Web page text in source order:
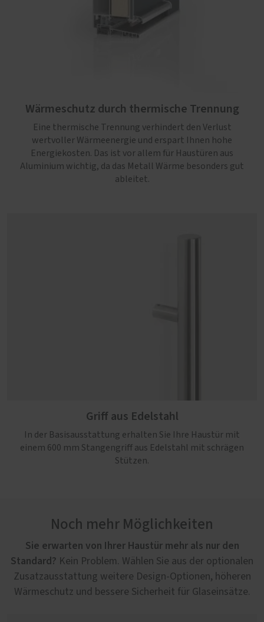
Wärmeschutz durch thermische Trennung
Eine thermische Trennung verhindert den Verlust
wertvoller Wärmeenergie und erspart Ihnen hohe
Energiekosten. Das ist vor allem für Haustüren aus
Aluminium wichtig, da das Metall Wärme besonders gut
ableitet.
Griff aus Edelstahl
In der Basisausstattung erhalten Sie Ihre Haustür mit
einem 600 mm Stangengriff aus Edelstahl mit schrägen
Stützen.
Noch mehr Möglichkeiten
Sie erwarten von Ihrer Haustür mehr als nur den
Standard? Kein Problem. Wählen Sie aus der optionalen
Zusatzausstattung weitere Design-Optionen, höheren
Wärmeschutz und bessere Sicherheit für Glaseinsätze.